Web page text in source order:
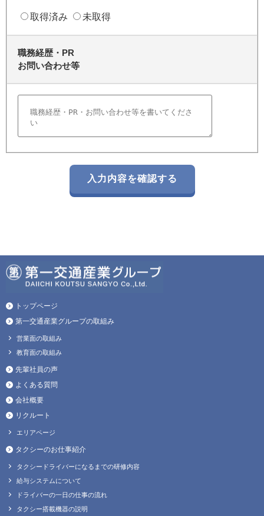
取得済み 未取得
職務経歴・PR
お問い合わせ等
トップページ
第一交通産業グループの取組み
営業面の取組み
教育面の取組み
先輩社員の声
よくある質問
会社概要
リクルート
エリアページ
タクシーのお仕事紹介
タクシードライバーになるまでの研修内容
給与システムについて
ドライバーの一日の仕事の流れ
タクシー搭載機器の説明